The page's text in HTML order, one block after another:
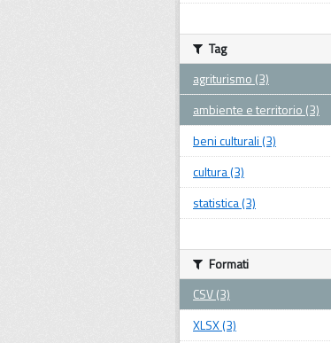
Tag
agriturismo (3)
ambiente e territorio (3)
beni culturali (3)
cultura (3)
statistica (3)
Formati
CSV (3)
XLSX (3)